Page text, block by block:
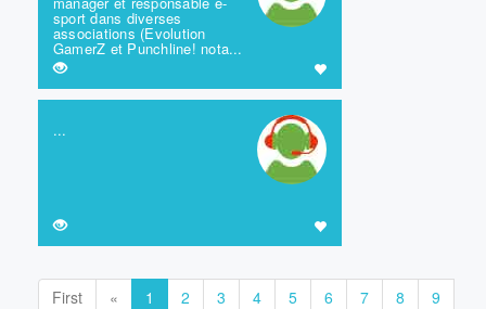
sport dans diverses
associations (Evolution
GamerZ et Punchline! nota...
...
First « 1 2 3 4 5 6 7 8
9